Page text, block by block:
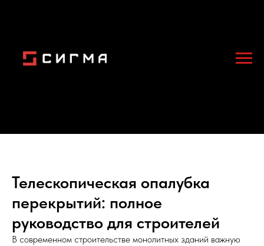
Телескопическая опалубка
перекрытий: полное
руководство для строителей
В современном строительстве монолитных зданий важную